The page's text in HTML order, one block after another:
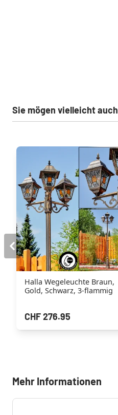
Sie mögen vielleicht auch
Halla Wegeleuchte Braun,
Gold, Schwarz, 3-flammig
CHF 276.95
Mehr Informationen